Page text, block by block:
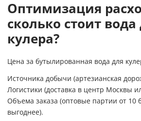
Оптимизация
сколько стоит вода
кулера?
Цена за бутылированная вода для
Источника добычи (артезианская
Логистики (доставка в центр Москвы
Объема заказа (оптовые партии от 10
выгоднее).